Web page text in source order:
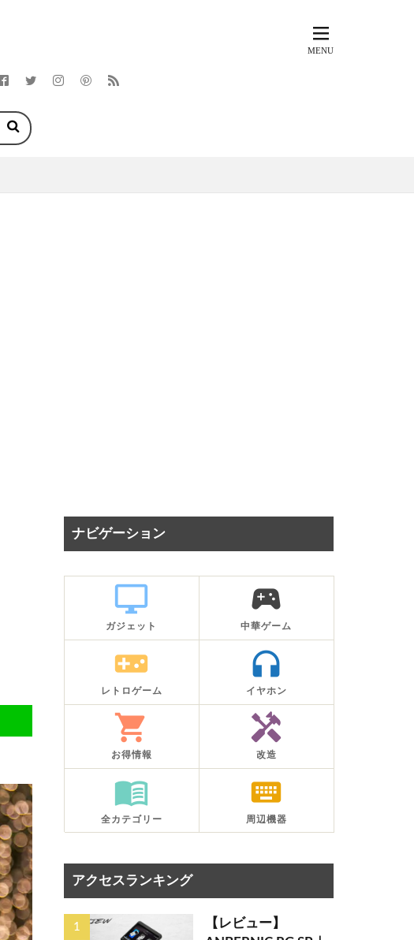
ナビゲーション
desktop_windows
ガジェット
sports_esports
中華ゲーム
videogame_asset
レトロゲーム
headphones
イヤホン
shopping_cart
お得情報
handyman
改造
menu_book
全カテゴリー
keyboard
周辺機器
アクセスランキング
【レビュー】